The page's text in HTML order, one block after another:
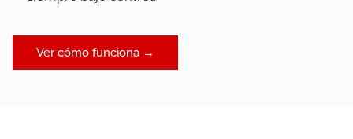
Ver cómo funciona →